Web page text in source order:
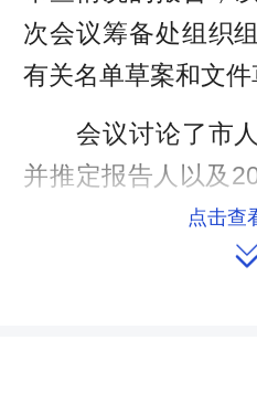
次会议筹备处组织
有关名单草案和文件
会议讨论了市人
并推定报告人以及
划。同时，会议还
于进一步促进园区
点击查
